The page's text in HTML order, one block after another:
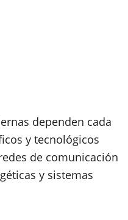
dependen cada
y tecnológicos
de comunicación
y sistemas